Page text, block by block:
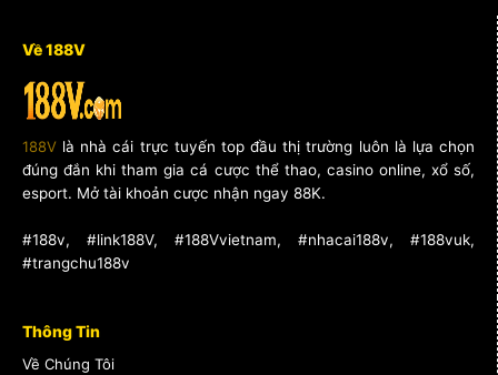
Về 188V
188V là nhà cái trực tuyến top đầu thị trường luôn là lựa chọn
đúng đắn khi tham gia cá cược thể thao, casino online, xổ số,
esport. Mở tài khoản cược nhận ngay 88K.
#188v, #link188V, #188Vvietnam, #nhacai188v, #188vuk,
#trangchu188v
Thông Tin
Về Chúng Tôi